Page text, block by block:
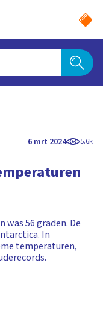
6 mrt 2024 5.6k
56 graden. De
In
temperaturen,